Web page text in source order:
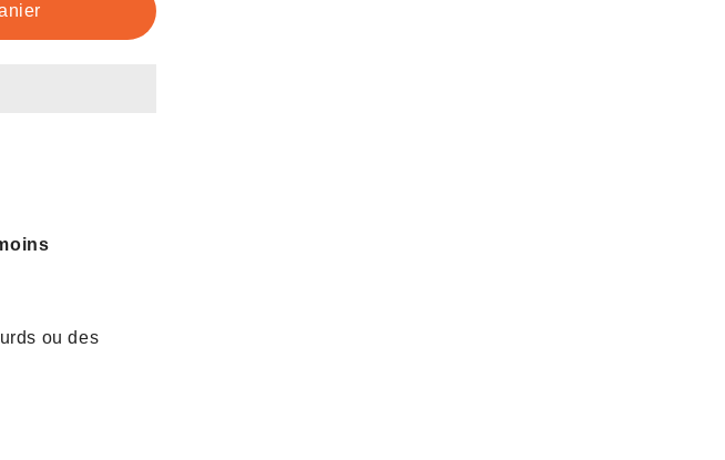
à gaz
un mouvement
pour les
ou des